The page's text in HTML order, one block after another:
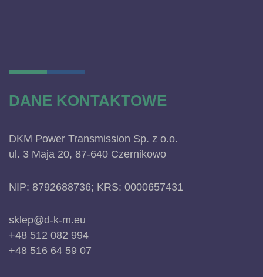
DANE KONTAKTOWE
DKM Power Transmission Sp. z o.o.
ul. 3 Maja 20, 87-640 Czernikowo
NIP: 8792688736; KRS: 0000657431
sklep@d-k-m.eu
+48 512 082 994
+48 516 64 59 07